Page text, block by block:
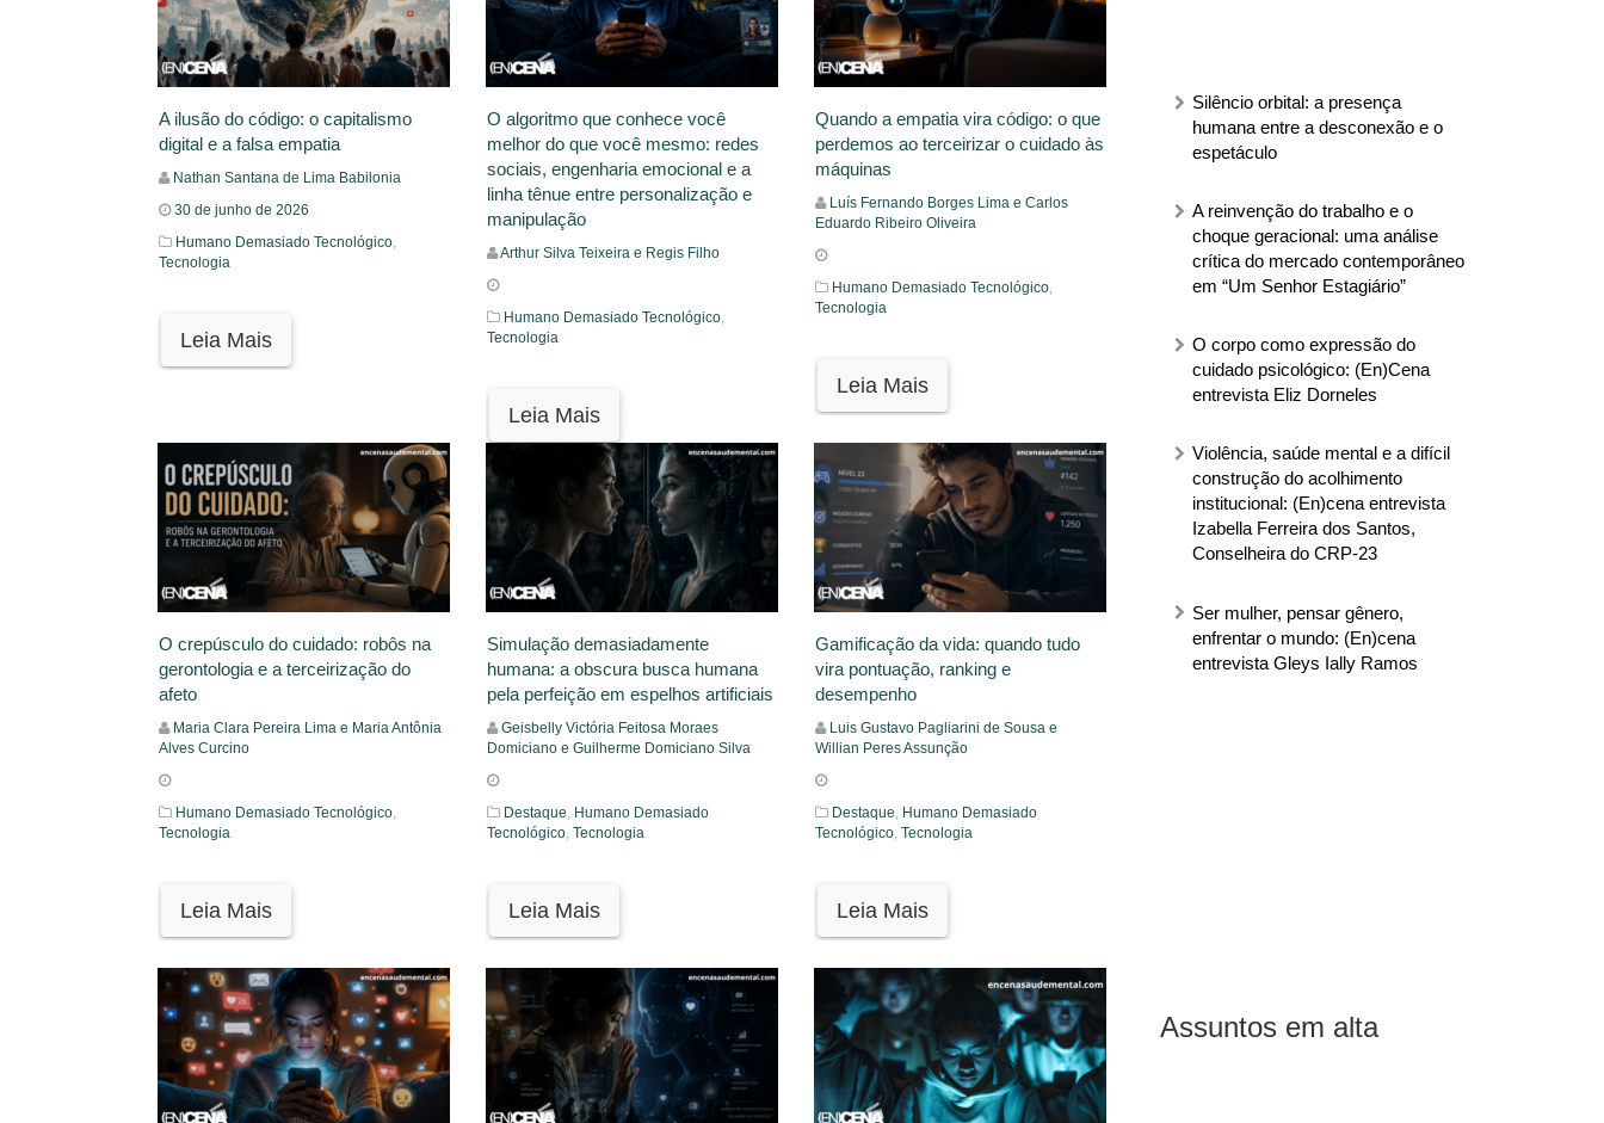
Silêncio orbital: a presença
humana entre a desconexão e o
espetáculo
A reinvenção do trabalho e o
choque geracional: uma análise
crítica do mercado contemporâneo
em “Um Senhor Estagiário”
O corpo como expressão do
cuidado psicológico: (En)Cena
entrevista Eliz Dorneles
Violência, saúde mental e a difícil
construção do acolhimento
institucional: (En)cena entrevista
Izabella Ferreira dos Santos,
Conselheira do CRP-23
Ser mulher, pensar gênero,
enfrentar o mundo: (En)cena
entrevista Gleys Ially Ramos
Assuntos em alta
A ilusão do código: o capitalismo
digital e a falsa empatia
Nathan Santana de Lima Babilonia
30 de junho de 2026
Humano Demasiado Tecnológico,
Tecnologia
Leia Mais
O algoritmo que conhece você
melhor do que você mesmo: redes
sociais, engenharia emocional e a
linha tênue entre personalização e
manipulação
Arthur Silva Teixeira e Regis Filho
Humano Demasiado Tecnológico,
Tecnologia
Leia Mais
Quando a empatia vira código: o que
perdemos ao terceirizar o cuidado às
máquinas
Luís Fernando Borges Lima e Carlos
Eduardo Ribeiro Oliveira
Humano Demasiado Tecnológico,
Tecnologia
Leia Mais
O crepúsculo do cuidado: robôs na
gerontologia e a terceirização do
afeto
Maria Clara Pereira Lima e Maria Antônia
Alves Curcino
Humano Demasiado Tecnológico,
Tecnologia
Leia Mais
Simulação demasiadamente
humana: a obscura busca humana
pela perfeição em espelhos artificiais
Geisbelly Victória Feitosa Moraes
Domiciano e Guilherme Domiciano Silva
Destaque, Humano Demasiado
Tecnológico, Tecnologia
Leia Mais
Gamificação da vida: quando tudo
vira pontuação, ranking e
desempenho
Luis Gustavo Pagliarini de Sousa e
Willian Peres Assunção
Destaque, Humano Demasiado
Tecnológico, Tecnologia
Leia Mais